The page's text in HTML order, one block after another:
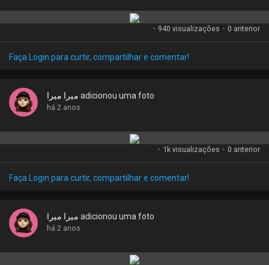
· 940 visualizações · 0 anterior
Faça Login para curtir, compartilhar e comentar!
ميرا ميرا adicionou uma foto
há 2 anos
· 1k visualizações · 0 anterior
Faça Login para curtir, compartilhar e comentar!
ميرا ميرا adicionou uma foto
há 2 anos